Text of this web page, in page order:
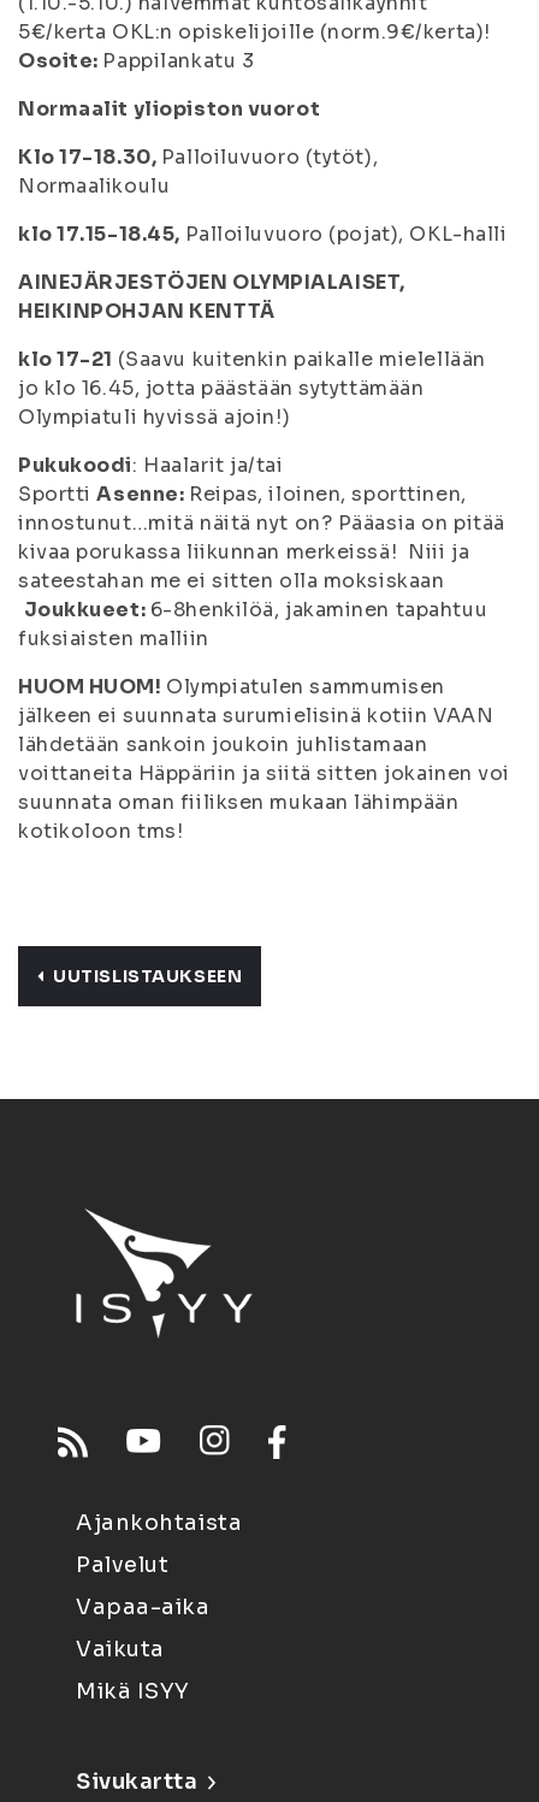
5€/kerta OKL:n opiskelijoille (norm.9€/kerta)!
Osoite: Pappilankatu 3
Normaalit yliopiston vuorot
Klo 17-18.30, Palloiluvuoro (tytöt),
Normaalikoulu
klo 17.15-18.45, Palloiluvuoro (pojat), OKL-halli
AINEJÄRJESTÖJEN OLYMPIALAISET,
HEIKINPOHJAN KENTTÄ
klo 17-21 (Saavu kuitenkin paikalle mielellään
jo klo 16.45, jotta päästään sytyttämään
Olympiatuli hyvissä ajoin!)
Pukukoodi: Haalarit ja/tai
SporttiAsenne: Reipas, iloinen, sporttinen,
innostunut…mitä näitä nyt on? Pääasia on pitää
kivaa porukassa liikunnan merkeissä! Niii ja
sateestahan me ei sitten olla moksiskaan
Joukkueet: 6-8henkilöä, jakaminen tapahtuu
fuksiaisten malliin
HUOM HUOM! Olympiatulen sammumisen
jälkeen ei suunnata surumielisinä kotiin VAAN
lähdetään sankoin joukoin juhlistamaan
voittaneita Häppäriin ja siitä sitten jokainen voi
suunnata oman fiiliksen mukaan lähimpään
kotikoloon tms!
UUTISLISTAUKSEEN
Ajankohtaista
Palvelut
Vapaa-aika
Vaikuta
Mikä ISYY
Sivukartta